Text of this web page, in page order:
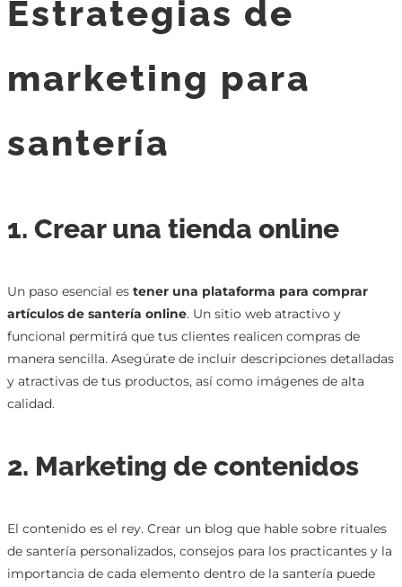
Estrategias de
marketing para
santería
1. Crear una tienda online
Un paso esencial es tener una plataforma para comprar
artículos de santería online. Un sitio web atractivo y
funcional permitirá que tus clientes realicen compras de
manera sencilla. Asegúrate de incluir descripciones detalladas
y atractivas de tus productos, así como imágenes de alta
calidad.
2. Marketing de contenidos
El contenido es el rey. Crear un blog que hable sobre rituales
de santería personalizados, consejos para los practicantes y la
importancia de cada elemento dentro de la santería puede